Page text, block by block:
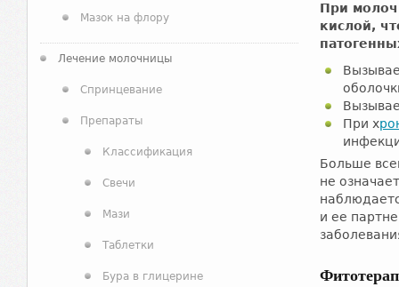
Мазок на флору
Лечение молочницы
Спринцевание
Препараты
Классификация
Свечи
Мази
Таблетки
Бура в глицерине
При
кислой,
При х
Больше
не
и ее